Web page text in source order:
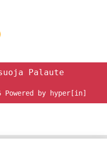
Palaute
Powered by hyper[in]